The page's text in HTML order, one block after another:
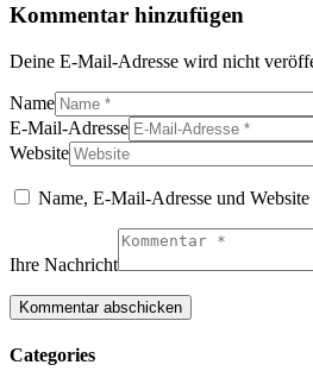
Kommentar hinzufügen
Deine E-Mail-Adresse wird nicht
Name
E-Mail-Adresse
Website
Name, E-Mail-Adresse und
Ihre Nachricht
Categories